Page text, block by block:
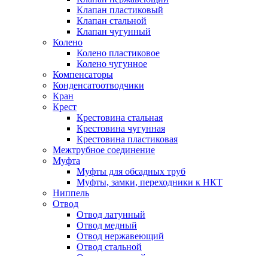
Клапан пластиковый
Клапан стальной
Клапан чугунный
Колено
Колено пластиковое
Колено чугунное
Компенсаторы
Конденсатоотводчики
Кран
Крест
Крестовина стальная
Крестовина чугунная
Крестовина пластиковая
Межтрубное соединение
Муфта
Муфты для обсадных труб
Муфты, замки, переходники к НКТ
Ниппель
Отвод
Отвод латунный
Отвод медный
Отвод нержавеющий
Отвод стальной